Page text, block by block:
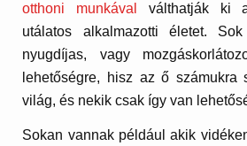
otthoni munkával
válthatják ki
utálatos alkalmazotti életet.
nyugdíjas, vagy
lehetőségre, hisz az ő számukra
világ, és nekik csak így van
Sokan vannak például akik